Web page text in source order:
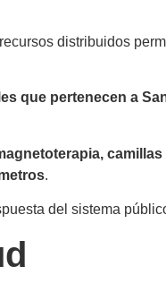
distribuidos
que pertenecen a
.
del sistema